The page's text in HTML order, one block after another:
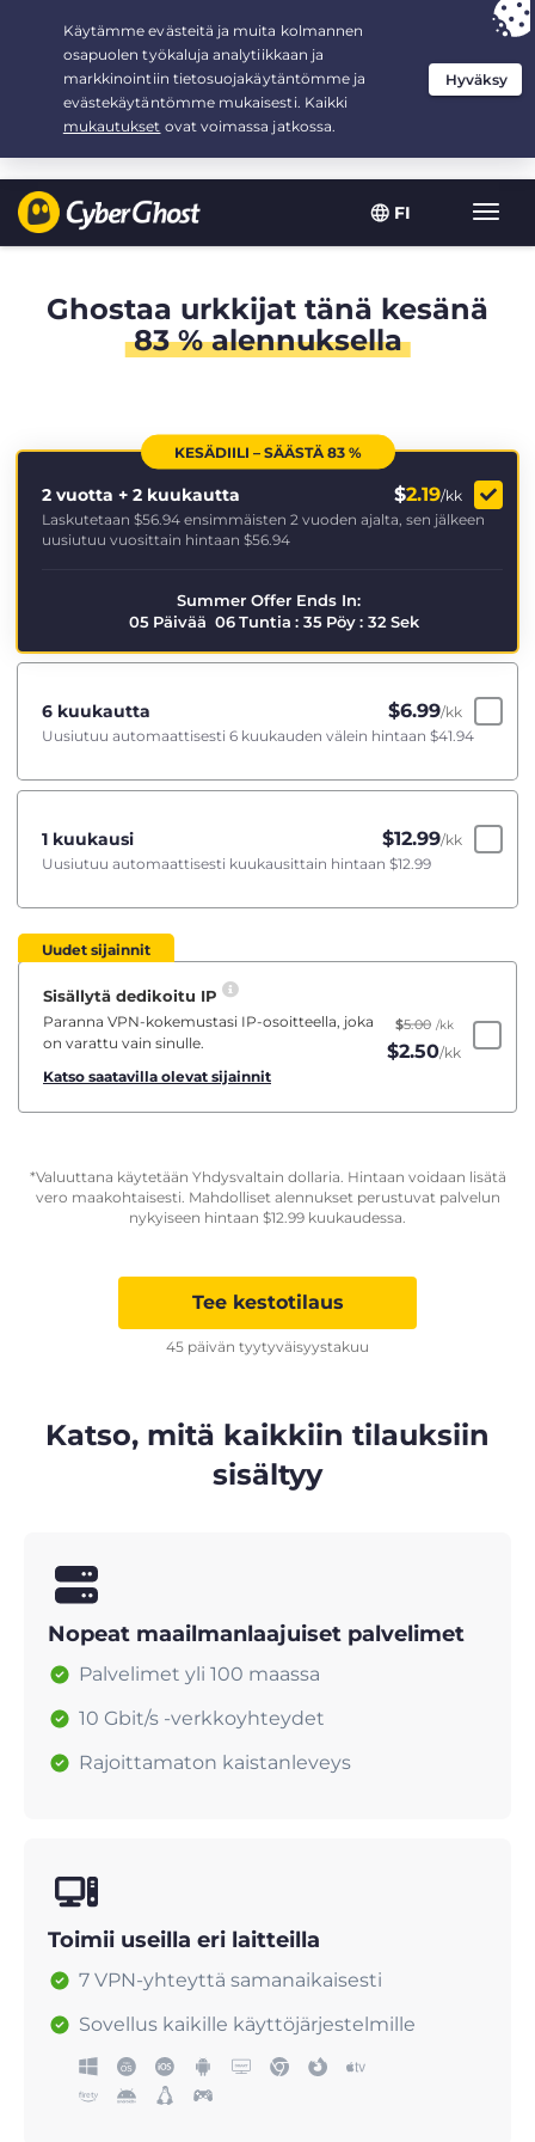
FI
Your choice:The Best Dealfor 2.1666666666667-years at $
/month
Ghostaa urkkijat tänä kesänä
83 % alennuksella
KESÄDIILI – SÄÄSTÄ 83 %
2 vuotta + 2 kuukautta $2.19/kk
Laskutetaan $56.94 ensimmäisten 2 vuoden ajalta, sen jälkeen
uusiutuu vuosittain hintaan $56.94
Summer Offer Ends In:
05 Päivää 06Tuntia : 35 Pöy: 32 Sek
6 kuukautta $6.99/kk
Uusiutuu automaattisesti 6 kuukauden välein hintaan $41.94
1 kuukausi $12.99/kk
Uusiutuu automaattisesti kuukausittain hintaan $12.99
Uudet sijainnit
Sisällytä dedikoitu IP
Paranna VPN-kokemustasi IP-osoitteella, joka
on varattu vain sinulle.
Katso saatavilla olevat sijainnit
$5.00 /kk
$2.50/kk
*Valuuttana käytetään Yhdysvaltain dollaria. Hintaan voidaan lisätä
vero maakohtaisesti. Mahdolliset alennukset perustuvat palvelun
nykyiseen hintaan $12.99 kuukaudessa.
Tee kestotilaus
45 päivän tyytyväisyystakuu
Katso, mitä kaikkiin tilauksiin
sisältyy
Nopeat maailmanlaajuiset palvelimet
Palvelimet yli 100 maassa
10 Gbit/s -verkkoyhteydet
Rajoittamaton kaistanleveys
Toimii useilla eri laitteilla
7 VPN-yhteyttä samanaikaisesti
Sovellus kaikille käyttöjärjestelmille